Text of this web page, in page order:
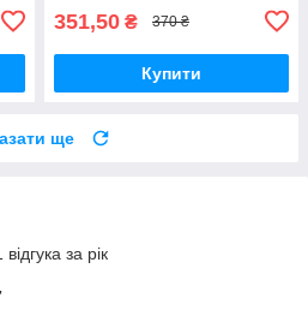
351,50 ₴ 370 ₴
Купити
ще
за рік